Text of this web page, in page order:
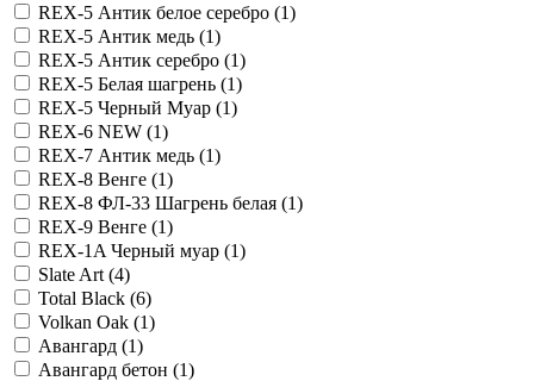
REX-5 Антик белое серебро (1)
REX-5 Антик медь (1)
REX-5 Антик серебро (1)
REX-5 Белая шагрень (1)
REX-5 Черный Муар (1)
REX-6 NEW (1)
REX-7 Антик медь (1)
REX-8 Венге (1)
REX-8 ФЛ-33 Шагрень белая (1)
REX-9 Венге (1)
RЕX-1A Черный муар (1)
Slate Art (4)
Total Black (6)
Volkan Oak (1)
Авангард (1)
Авангард бетон (1)